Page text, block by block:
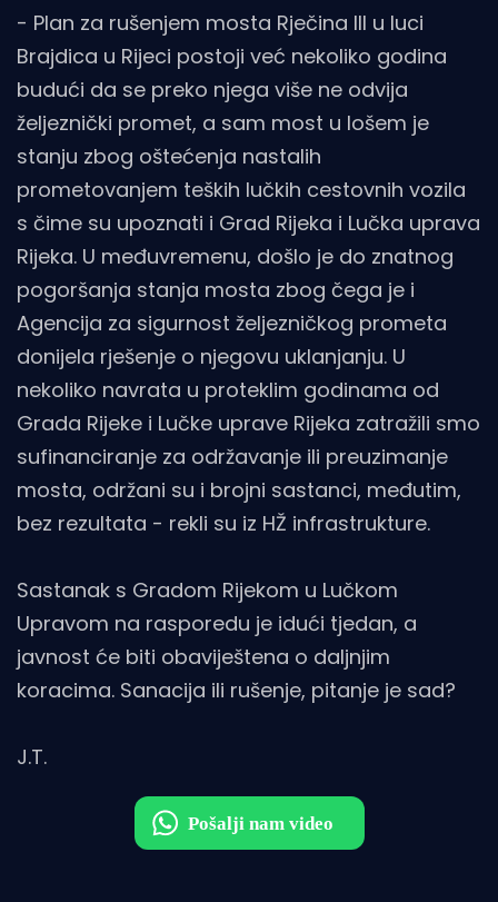
- Plan za rušenjem mosta Rječina III u luci
Brajdica u Rijeci postoji već nekoliko godina
budući da se preko njega više ne odvija
željeznički promet, a sam most u lošem je
stanju zbog oštećenja nastalih
prometovanjem teških lučkih cestovnih vozila
s čime su upoznati i Grad Rijeka i Lučka uprava
Rijeka. U međuvremenu, došlo je do znatnog
pogoršanja stanja mosta zbog čega je i
Agencija za sigurnost željezničkog prometa
donijela rješenje o njegovu uklanjanju. U
nekoliko navrata u proteklim godinama od
Grada Rijeke i Lučke uprave Rijeka zatražili smo
sufinanciranje za održavanje ili preuzimanje
mosta, održani su i brojni sastanci, međutim,
bez rezultata - rekli su iz HŽ infrastrukture.
Sastanak s Gradom Rijekom u Lučkom
Upravom na rasporedu je idući tjedan, a
javnost će biti obaviještena o daljnjim
koracima. Sanacija ili rušenje, pitanje je sad?
J.T.